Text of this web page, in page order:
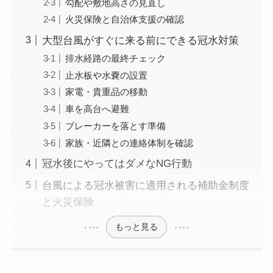
勾配や敷地高さの見直し
火災保険と自治体支援の確認
大型台風がすぐに来る前にできる冠水対策
排水経路の最終チェック
止水板や水嚢の設置
家電・貴重品の移動
車を高台へ避難
ブレーカーを落とす準備
家族・近隣との連絡体制を確認
冠水後にやってはダメなNG行動
台風による冠水被害に適用される補助金制度
と火災保険
もっと見る